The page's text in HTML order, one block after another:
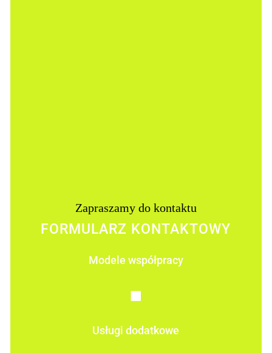
Zapraszamy do kontaktu
FORMULARZ KONTAKTOWY
Modele współpracy
Usługi dodatkowe